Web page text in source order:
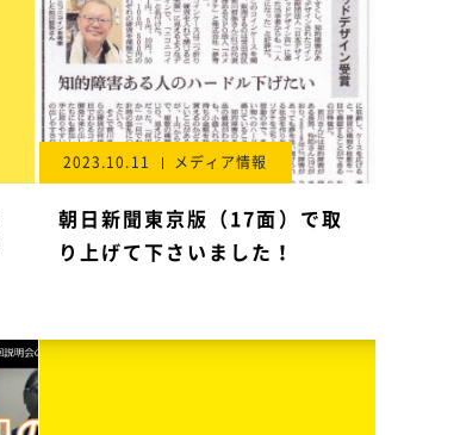
2023.10.11 メディア情報
朝日新聞東京版（17面）で取
り上げて下さいました！